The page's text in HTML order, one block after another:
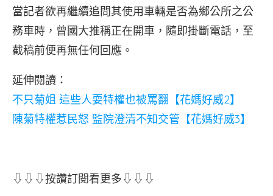
當記者欲再繼續追問其使用車輛是否為鄉公所之公
務車時，曾國大推稱正在開車，隨即掛斷電話，至
截稿前便再無任何回應。
延伸閱讀：
不只菊姐 這些人耍特權也被罵翻【花媽好威2】
陳菊特權惹民怒 監院澄清不知交管【花媽好威3】
⇩⇩⇩按讚訂閱看更多⇩⇩⇩